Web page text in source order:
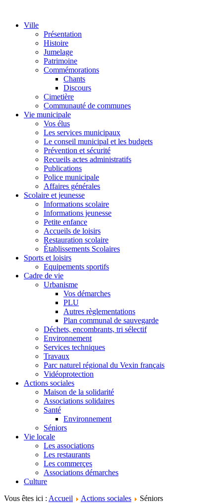
Ville
Présentation
Histoire
Jumelage
Patrimoine
Commémorations
Chants
Discours
Cimetière
Communauté de communes
Vie municipale
Vos élus
Les services municipaux
Le conseil municipal et les budgets
Prévention et sécurité
Recueils actes administratifs
Publications
Police municipale
Affaires générales
Scolaire et jeunesse
Informations scolaire
Informations jeunesse
Petite enfance
Accueils de loisirs
Restauration scolaire
Établissements Scolaires
Sports et loisirs
Equipements sportifs
Cadre de vie
Urbanisme
Vos démarches
PLU
Autres règlementations
Plan communal de sauvegarde
Déchets, encombrants, tri sélectif
Environnement
Services techniques
Travaux
Parc naturel régional du Vexin français
Vidéoprotection
Actions sociales
Maison de la solidarité
Associations solidaires
Santé
Environnement
Séniors
Vie locale
Les associations
Les restaurants
Les commerçes
Associations démarches
Culture
Vous êtes ici : Accueil Actions sociales
Séniors